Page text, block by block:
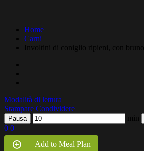
Home
Carni
Involtini di coniglio ripieni, con
Modalità di lettura
Stampare Condividere
Pausa min
0 0
Add to Meal Plan